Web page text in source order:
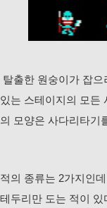
탈출한 원숭이가 잡
있는 스테이지의 모든
의 모양은 사다리타기
적의 종류는 2가지인
테두리만 도는 적이